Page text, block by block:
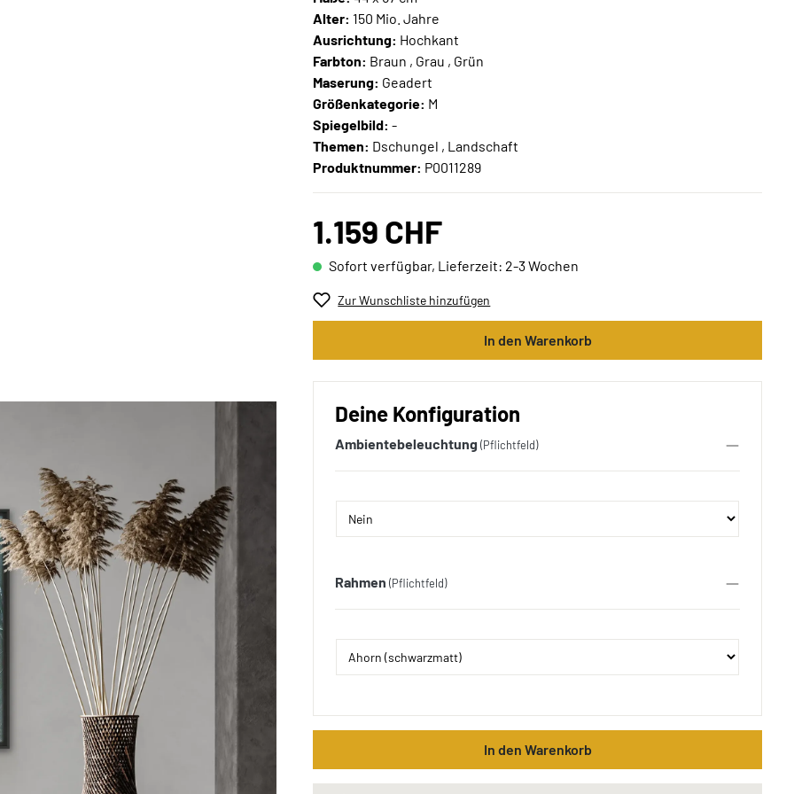
Alter: 150 Mio. Jahre
Ausrichtung: Hochkant
Farbton: Braun , Grau , Grün
Maserung: Geadert
Größenkategorie: M
Spiegelbild: -
Themen: Dschungel , Landschaft
Produktnummer: P0011289
1.159 CHF
Sofort verfügbar, Lieferzeit: 2-3 Wochen
Zur Wunschliste hinzufügen
In den Warenkorb
Deine Konfiguration
Ambientebeleuchtung (Pflichtfeld)
Rahmen (Pflichtfeld)
In den Warenkorb